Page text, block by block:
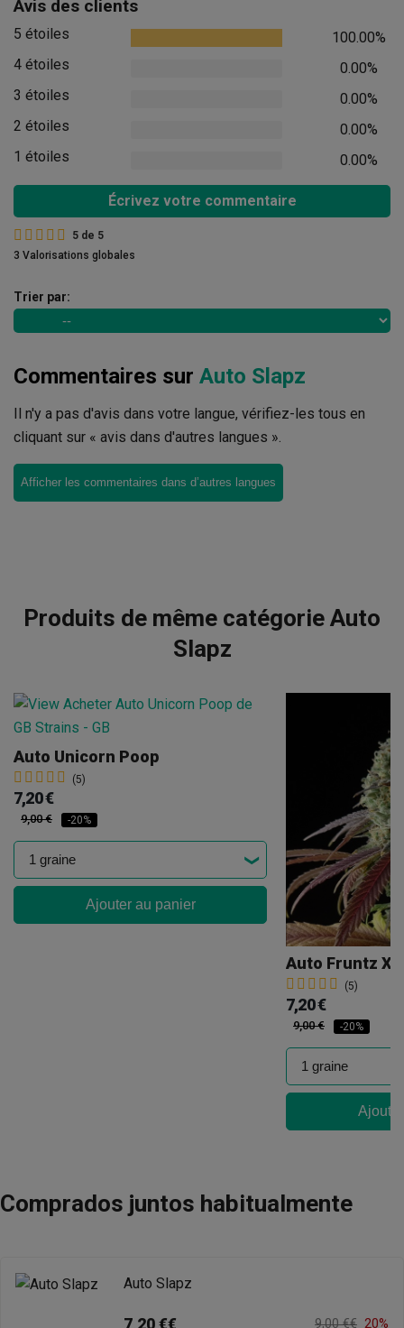
Avis des clients
5 étoiles
100.00%
4 étoiles
0.00%
3 étoiles
0.00%
2 étoiles
0.00%
1 étoiles
0.00%
Écrivez votre commentaire
5 de 5
3 Valorisations globales
Trier par:
Commentaires sur Auto Slapz
Il n'y a pas d'avis dans votre langue, vérifiez-les tous en
cliquant sur « avis dans d'autres langues ».
Afficher les commentaires dans d’autres langues
Produits de même catégorie Auto
Slapz
Auto Unicorn Poop
(5)
7,20 €
9,00 € -20%
Ajouter au panier
Auto Fruntz
(5)
7,20 €
9,00 € -20%
Comprados juntos habitualmente
Auto Slapz
7,20 €€ 9,00 €€ 20%